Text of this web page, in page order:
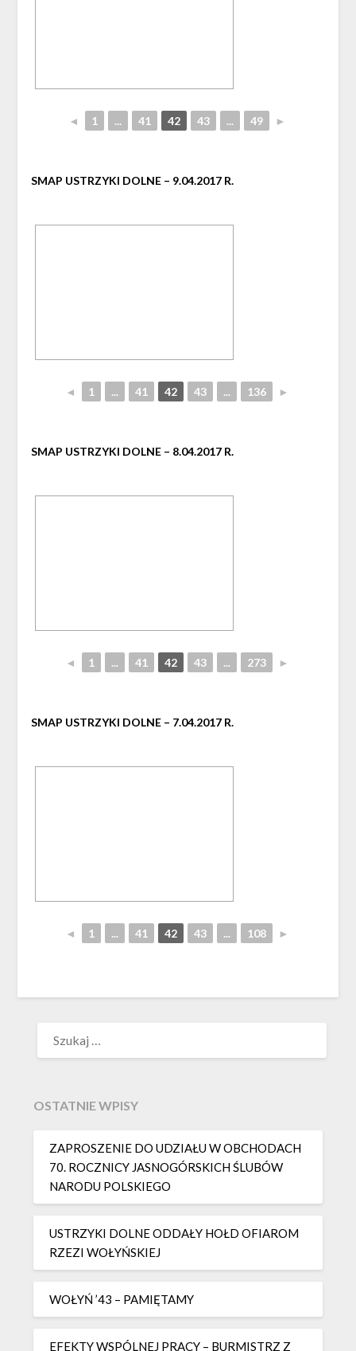
◄ 1 ... 41 42 43 ... 49 ►
SMAP USTRZYKI DOLNE – 9.04.2017 R.
◄ 1 ... 41 42 43 ... 136 ►
SMAP USTRZYKI DOLNE – 8.04.2017 R.
◄ 1 ... 41 42 43 ... 273 ►
SMAP USTRZYKI DOLNE – 7.04.2017 R.
◄ 1 ... 41 42 43 ... 108 ►
OSTATNIE WPISY
ZAPROSZENIE DO UDZIAŁU W OBCHODACH
70. ROCZNICY JASNOGÓRSKICH ŚLUBÓW
NARODU POLSKIEGO
USTRZYKI DOLNE ODDAŁY HOŁD OFIAROM
RZEZI WOŁYŃSKIEJ
WOŁYŃ ’43 – PAMIĘTAMY
EFEKTY WSPÓLNEJ PRACY – BURMISTRZ Z